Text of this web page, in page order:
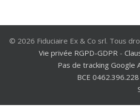
© 2026 Fiduciaire Ex & Co srl. Tous
Vie privée RGPD-GDPR -
Pas de tracking Google
BCE